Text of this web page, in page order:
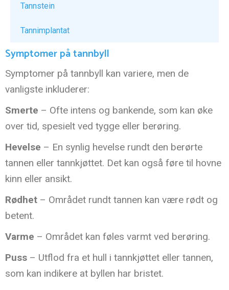
Tannstein
Tannimplantat
Symptomer på tannbyll
Symptomer på tannbyll kan variere, men de
vanligste inkluderer:
Smerte – Ofte intens og bankende, som kan øke
over tid, spesielt ved tygge eller berøring.
Hevelse – En synlig hevelse rundt den berørte
tannen eller tannkjøttet. Det kan også føre til hovne
kinn eller ansikt.
Rødhet – Området rundt tannen kan være rødt og
betent.
Varme – Området kan føles varmt ved berøring.
Puss – Utflod fra et hull i tannkjøttet eller tannen,
som kan indikere at byllen har bristet.